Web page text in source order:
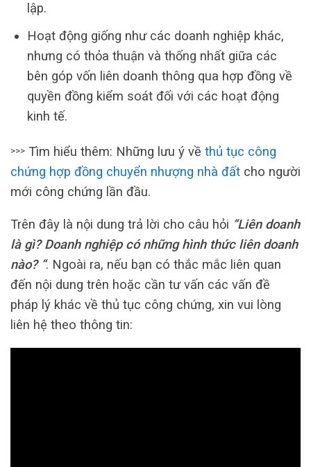
lập.
Hoạt động giống như các doanh nghiệp khác,
nhưng có thỏa thuận và thống nhất giữa các
bên góp vốn liên doanh thông qua hợp đồng về
quyền đồng kiểm soát đối với các hoạt động
kinh tế.
>>> Tìm hiểu thêm: Những lưu ý về thủ tục công
chứng hợp đồng chuyển nhượng nhà đất cho người
mới công chứng lần đầu.
Trên đây là nội dung trả lời cho câu hỏi “Liên doanh
là gì? Doanh nghiệp có những hình thức liên doanh
nào? “. Ngoài ra, nếu bạn có thắc mắc liên quan
đến nội dung trên hoặc cần tư vấn các vấn đề
pháp lý khác về thủ tục công chứng, xin vui lòng
liên hệ theo thông tin: